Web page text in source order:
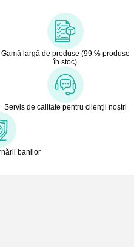
Gamă largă de produse (99 % produse
în stoc)
Servis de calitate pentru clienţii noştri
banilor